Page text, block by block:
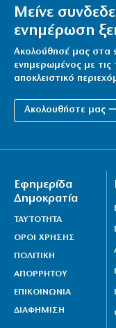
Μείνε
ενημέρωση
Ακολούθησέ μας στα
ενημερωμένος με τις
αποκλειστικό
Ακολουθήστε μας
Εφημερίδα
Δημοκρατία
ΤΑΥΤΟΤΗΤΑ
ΟΡΟΙ ΧΡΗΣΗΣ
ΠΟΛΙΤΙΚΗ
ΑΠΟΡΡΗΤΟΥ
ΕΠΙΚΟΙΝΩΝΙΑ
ΔΙΑΦΗΜΙΣΗ